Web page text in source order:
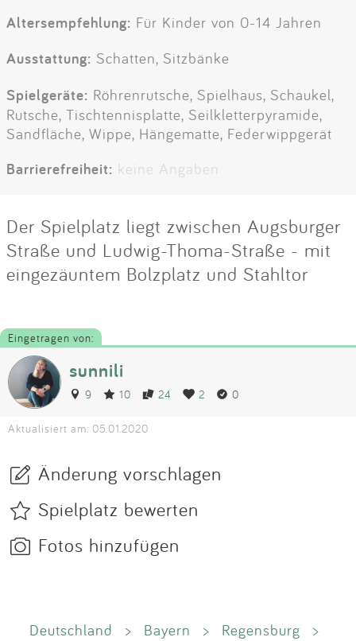
Altersempfehlung: Für Kinder von 0-14 Jahren
Ausstattung: Schatten, Sitzbänke
Spielgeräte: Röhrenrutsche, Spielhaus, Schaukel,
Rutsche, Tischtennisplatte, Seilkletterpyramide,
Sandfläche, Wippe, Hängematte, Federwippgerät
Barrierefreiheit: keine Angaben
Der Spielplatz liegt zwischen Augsburger
Straße und Ludwig-Thoma-Straße - mit
eingezäuntem Bolzplatz und Stahltor
Eingetragen von:
sunnili
9 10 24 2 0
Aktualisiert am: 05.01.2020
Änderung vorschlagen
Spielplatz bewerten
Fotos hinzufügen
Deutschland > Bayern > Regensburg
>